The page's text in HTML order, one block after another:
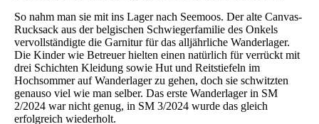
So nahm man sie mit ins Lager nach Seemoos. Der alte Canvas-
Rucksack aus der belgischen Schwiegerfamilie des Onkels
vervollständigte die Garnitur für das alljährliche Wanderlager.
Die Kinder wie Betreuer hielten einen natürlich für verrückt mit
drei Schichten Kleidung sowie Hut und Reitstiefeln im
Hochsommer auf Wanderlager zu gehen, doch sie schwitzten
genauso viel wie man selber. Das erste Wanderlager in SM
2/2024 war nicht genug, in SM 3/2024 wurde das gleich
erfolgreich wiederholt.